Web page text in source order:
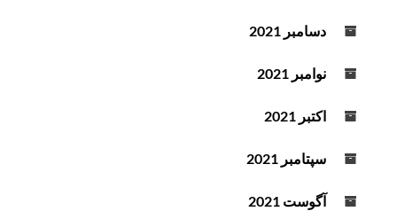
دسامبر 2021
نوامبر 2021
اکتبر 2021
سپتامبر 2021
آگوست 2021